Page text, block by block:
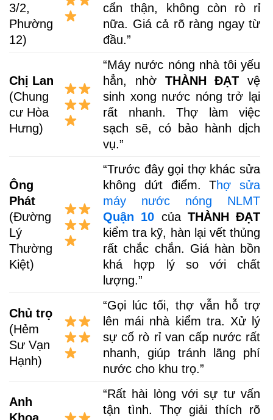
3/2,
Phường
12)
cẩn thận, không còn rò rỉ
nữa. Giá cả rõ ràng ngay từ
đầu.”
Chị Lan
(Chung
cư Hòa
Hưng)
“Máy nước nóng nhà tôi yếu
hẳn, nhờ THÀNH ĐẠT vệ
sinh xong nước nóng trở lại
rất nhanh. Thợ làm việc
sạch sẽ, có bảo hành dịch
vụ.”
Ông
Phát
(Đường
Lý
Thường
Kiệt)
“Trước đây gọi thợ khác sửa
không dứt điểm. Thợ sửa
máy nước nóng NLMT
Quận 10 của THÀNH ĐẠT
kiểm tra kỹ, hàn lại vết thủng
rất chắc chắn. Giá hàn bồn
khá hợp lý so với chất
lượng.”
Chủ trọ
(Hẻm
Sư Vạn
Hạnh)
“Gọi lúc tối, thợ vẫn hỗ trợ
lên mái nhà kiểm tra. Xử lý
sự cố rò rỉ van cấp nước rất
nhanh, giúp tránh lãng phí
nước cho khu trọ.”
Anh
“Rất hài lòng với sự tư vấn
tận tình. Thợ giải thích rõ